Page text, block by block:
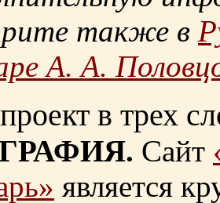
также в
А. А.
в трех
Сайт
является